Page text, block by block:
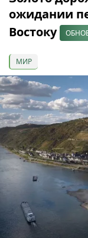
ожидании
Востоку
МИР